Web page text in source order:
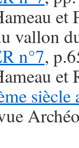
et
vallon
n°7,
et
siècle